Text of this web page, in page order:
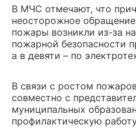
В МЧС отмечают, что
неосторожное
пожары возникли из-за
пожарной безопасности
а в девяти – по
В связи с ростом
совместно с
муниципальных
профилактическую